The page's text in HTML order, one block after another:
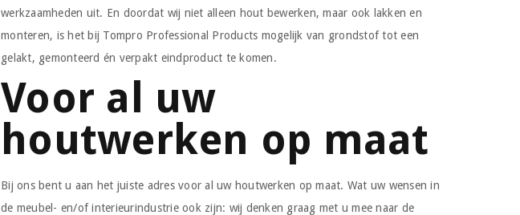
werkzaamheden uit. En doordat wij niet alleen hout bewerken, maar ook lakken en
monteren, is het bij Tompro Professional Products mogelijk van grondstof tot een
gelakt, gemonteerd én verpakt eindproduct te komen.
Voor al uw
houtwerken op maat
Bij ons bent u aan het juiste adres voor al uw houtwerken op maat. Wat uw wensen in
de meubel- en/of interieurindustrie ook zijn: wij denken graag met u mee naar de